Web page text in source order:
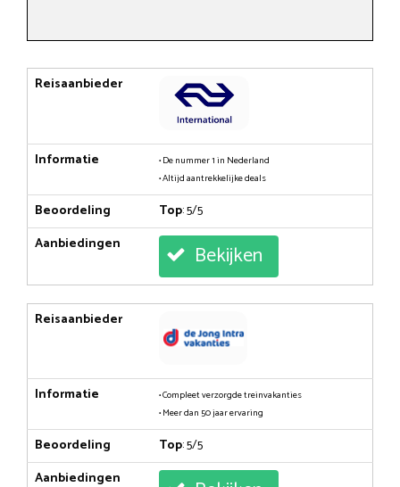
Reisaanbieder
Informatie
• De nummer 1 in Nederland
• Altijd aantrekkelijke deals
Beoordeling Top: 5/5
Aanbiedingen
Bekijken
Reisaanbieder
Informatie
• Compleet verzorgde treinvakanties
• Meer dan 50 jaar ervaring
Beoordeling Top: 5/5
Aanbiedingen